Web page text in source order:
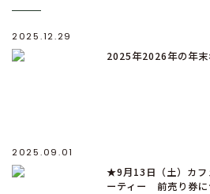
2025.12.29
2025年2026年の年
2025.09.01
★9月13日（土）カ
ーティー 前売り券に